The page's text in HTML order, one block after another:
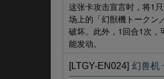
这张卡攻击宣言时，将1
场上的「幻獣機トークン
破坏。此外，1回合1次，
能发动。
[LTGY-EN024] 幻兽机